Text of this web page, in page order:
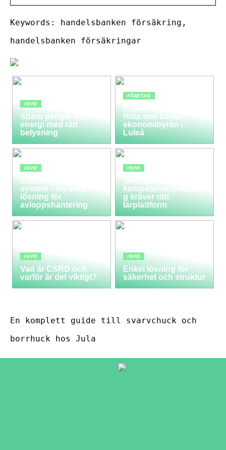
Keywords: handelsbanken försäkring,
handelsbanken försäkringar
INFO
Spara pengar och
energi med rätt
belysning
FÖRETAG
Expertis och service:
Hitta den bästa
ekonomibyrån i
Luleå
INFO
Installera ett LTA-
system – en smart
lösning för
avloppshantering
INFO
Strategisk
kompetensutvecklin
g kräver rätt
lärplattform
INFO
Vad är CSRD och
varför är det viktigt?
INFO
Enkel lösning för
säkerhet och struktur
En komplett guide till svarvchuck och
borrhuck hos Jula